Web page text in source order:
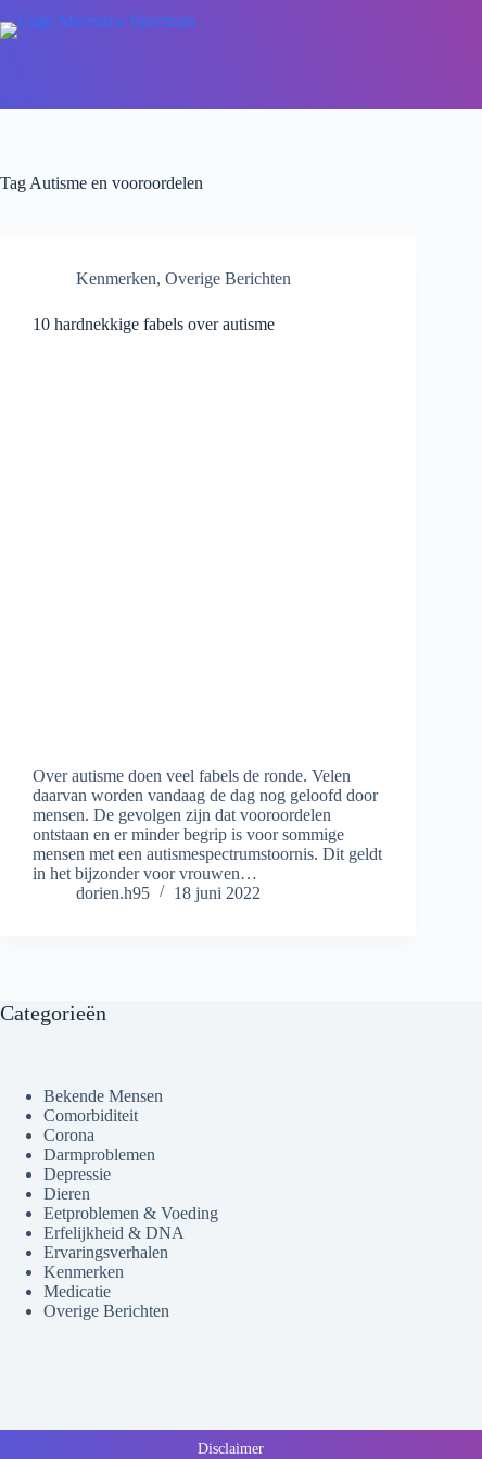
Tag Autisme en vooroordelen
Kenmerken, Overige Berichten
10 hardnekkige fabels over autisme
Over autisme doen veel fabels de ronde. Velen
daarvan worden vandaag de dag nog geloofd door
mensen. De gevolgen zijn dat vooroordelen
ontstaan en er minder begrip is voor sommige
mensen met een autismespectrumstoornis. Dit geldt
in het bijzonder voor vrouwen…
dorien.h95
18 juni 2022
Categorieën
Bekende Mensen
Comorbiditeit
Corona
Darmproblemen
Depressie
Dieren
Eetproblemen & Voeding
Erfelijkheid & DNA
Ervaringsverhalen
Kenmerken
Medicatie
Overige Berichten
Disclaimer